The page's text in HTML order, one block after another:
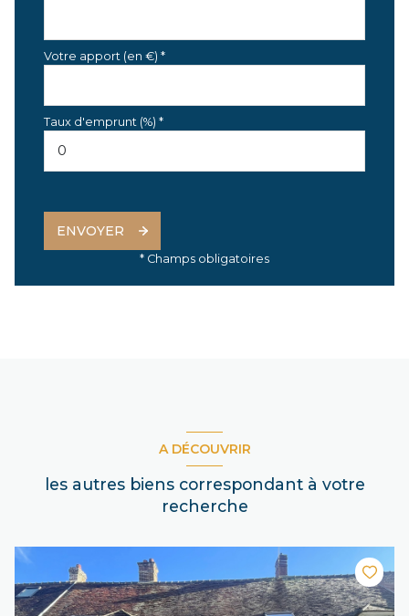
Votre apport (en €) *
Taux d'emprunt (%) *
ENVOYER
* Champs obligatoires
A DÉCOUVRIR
les autres biens correspondant à votre
recherche